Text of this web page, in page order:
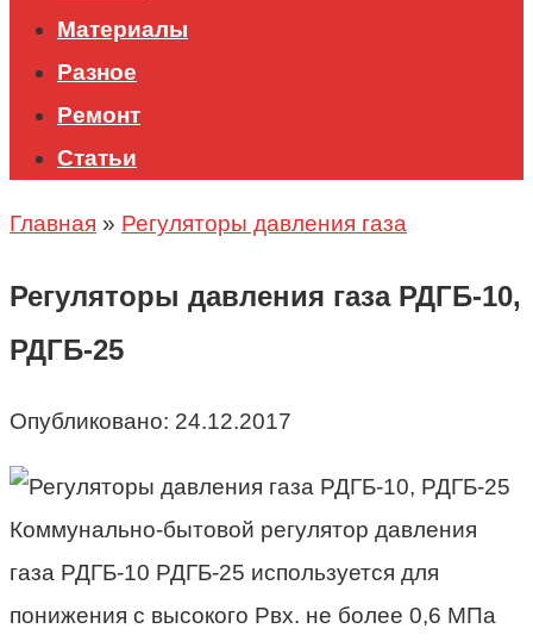
Материалы
Разное
Ремонт
Статьи
Главная » Регуляторы давления газа
Регуляторы давления газа РДГБ-10,
РДГБ-25
Опубликовано: 24.12.2017
Коммунально-бытовой регулятор давления
газа РДГБ-10 РДГБ-25 используется для
понижения с высокого Рвх. не более 0,6 МПа